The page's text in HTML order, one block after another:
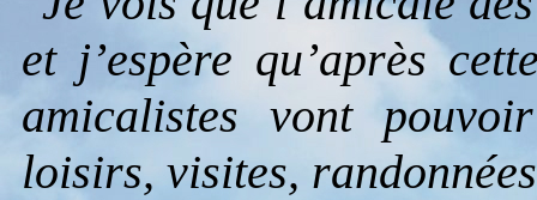
et j’espère qu’après
amicalistes vont
loisirs, visites,